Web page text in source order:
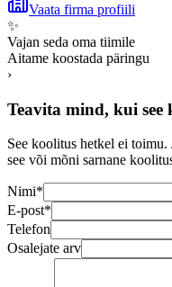
Vaata firma profiili
✨
Vajan seda oma tiimile
Aitame koostada päringu
›
Teavita mind, kui see
See koolitus hetkel ei toimu.
see või mõni sarnane
Nimi*
E-post*
Telefon
Osalejate arv